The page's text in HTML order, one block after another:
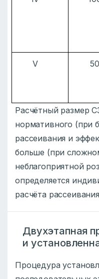
V
Расчётный размер
нормативного (при
рассеивания и
больше (при
неблагоприятной
определяется
расчёта
Двухэтапная
и
Процедура